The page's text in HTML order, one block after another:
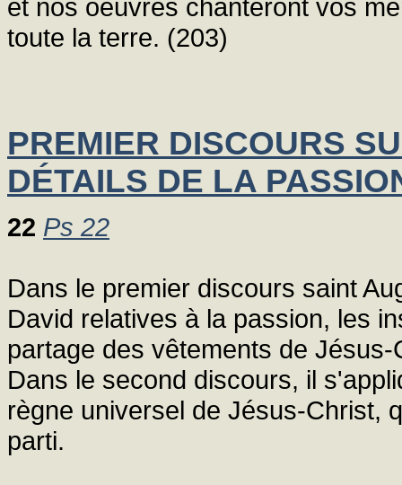
et nos oeuvres chanteront vos
toute la terre. (203)
PREMIER DISCOURS
DÉTAILS DE LA
22 Ps 22
Dans le premier discours saint
David relatives à la passion, les
partage des vêtements de
Dans le second discours, il
règne universel de Jésus-Christ,
parti.